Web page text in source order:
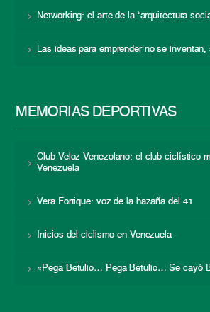
Networking: el arte de la “arquitectura
Las ideas para emprender no se inventan,
MEMORIAS DEPORTIVAS
Club Veloz Venezolano: el club ciclístico
Venezuela
Vera Fortique: voz de la hazaña del 41
Inicios del ciclismo en Venezuela
«Pega Betulio… Pega Betulio… Se cayó